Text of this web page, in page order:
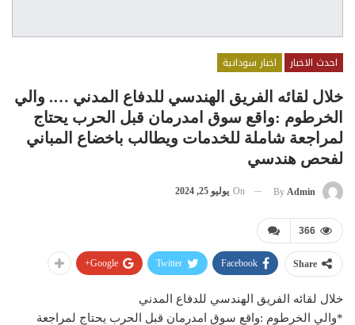
احدث الاخبار
اخبار سودانية
خلال لقائه الفريق الهندسي للدفاع المدني …. والي
الخرطوم :واقع سوق امدرمان قبل الحرب يحتاج
لمراجعة شاملة للخدمات ويطالب باخضاع المباني
لفحص هندسي
By Admin
On يوليو 25, 2024
366
Share
Facebook
Twitter
Google+
خلال لقائه الفريق الهندسي للدفاع المدني
*والي الخرطوم :واقع سوق امدرمان قبل الحرب يحتاج لمراجعة